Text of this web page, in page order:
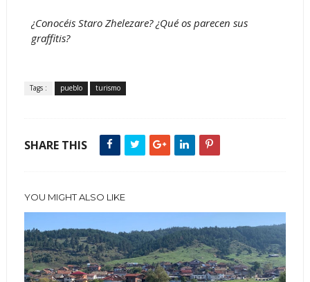
¿Conocéis Staro Zhelezare? ¿Qué os parecen sus
graffitis?
Tags : pueblo turismo
SHARE THIS
YOU MIGHT ALSO LIKE